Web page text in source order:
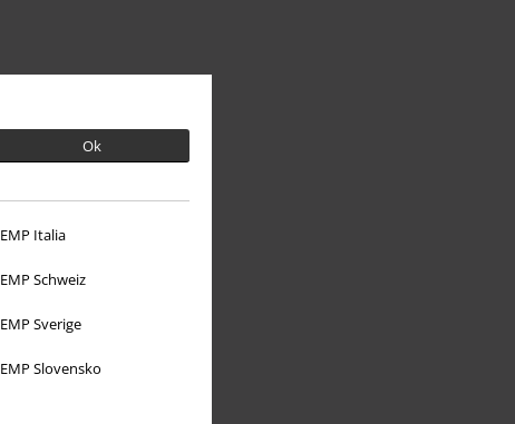
Ok
EMP Italia
EMP Schweiz
EMP Sverige
EMP Slovensko